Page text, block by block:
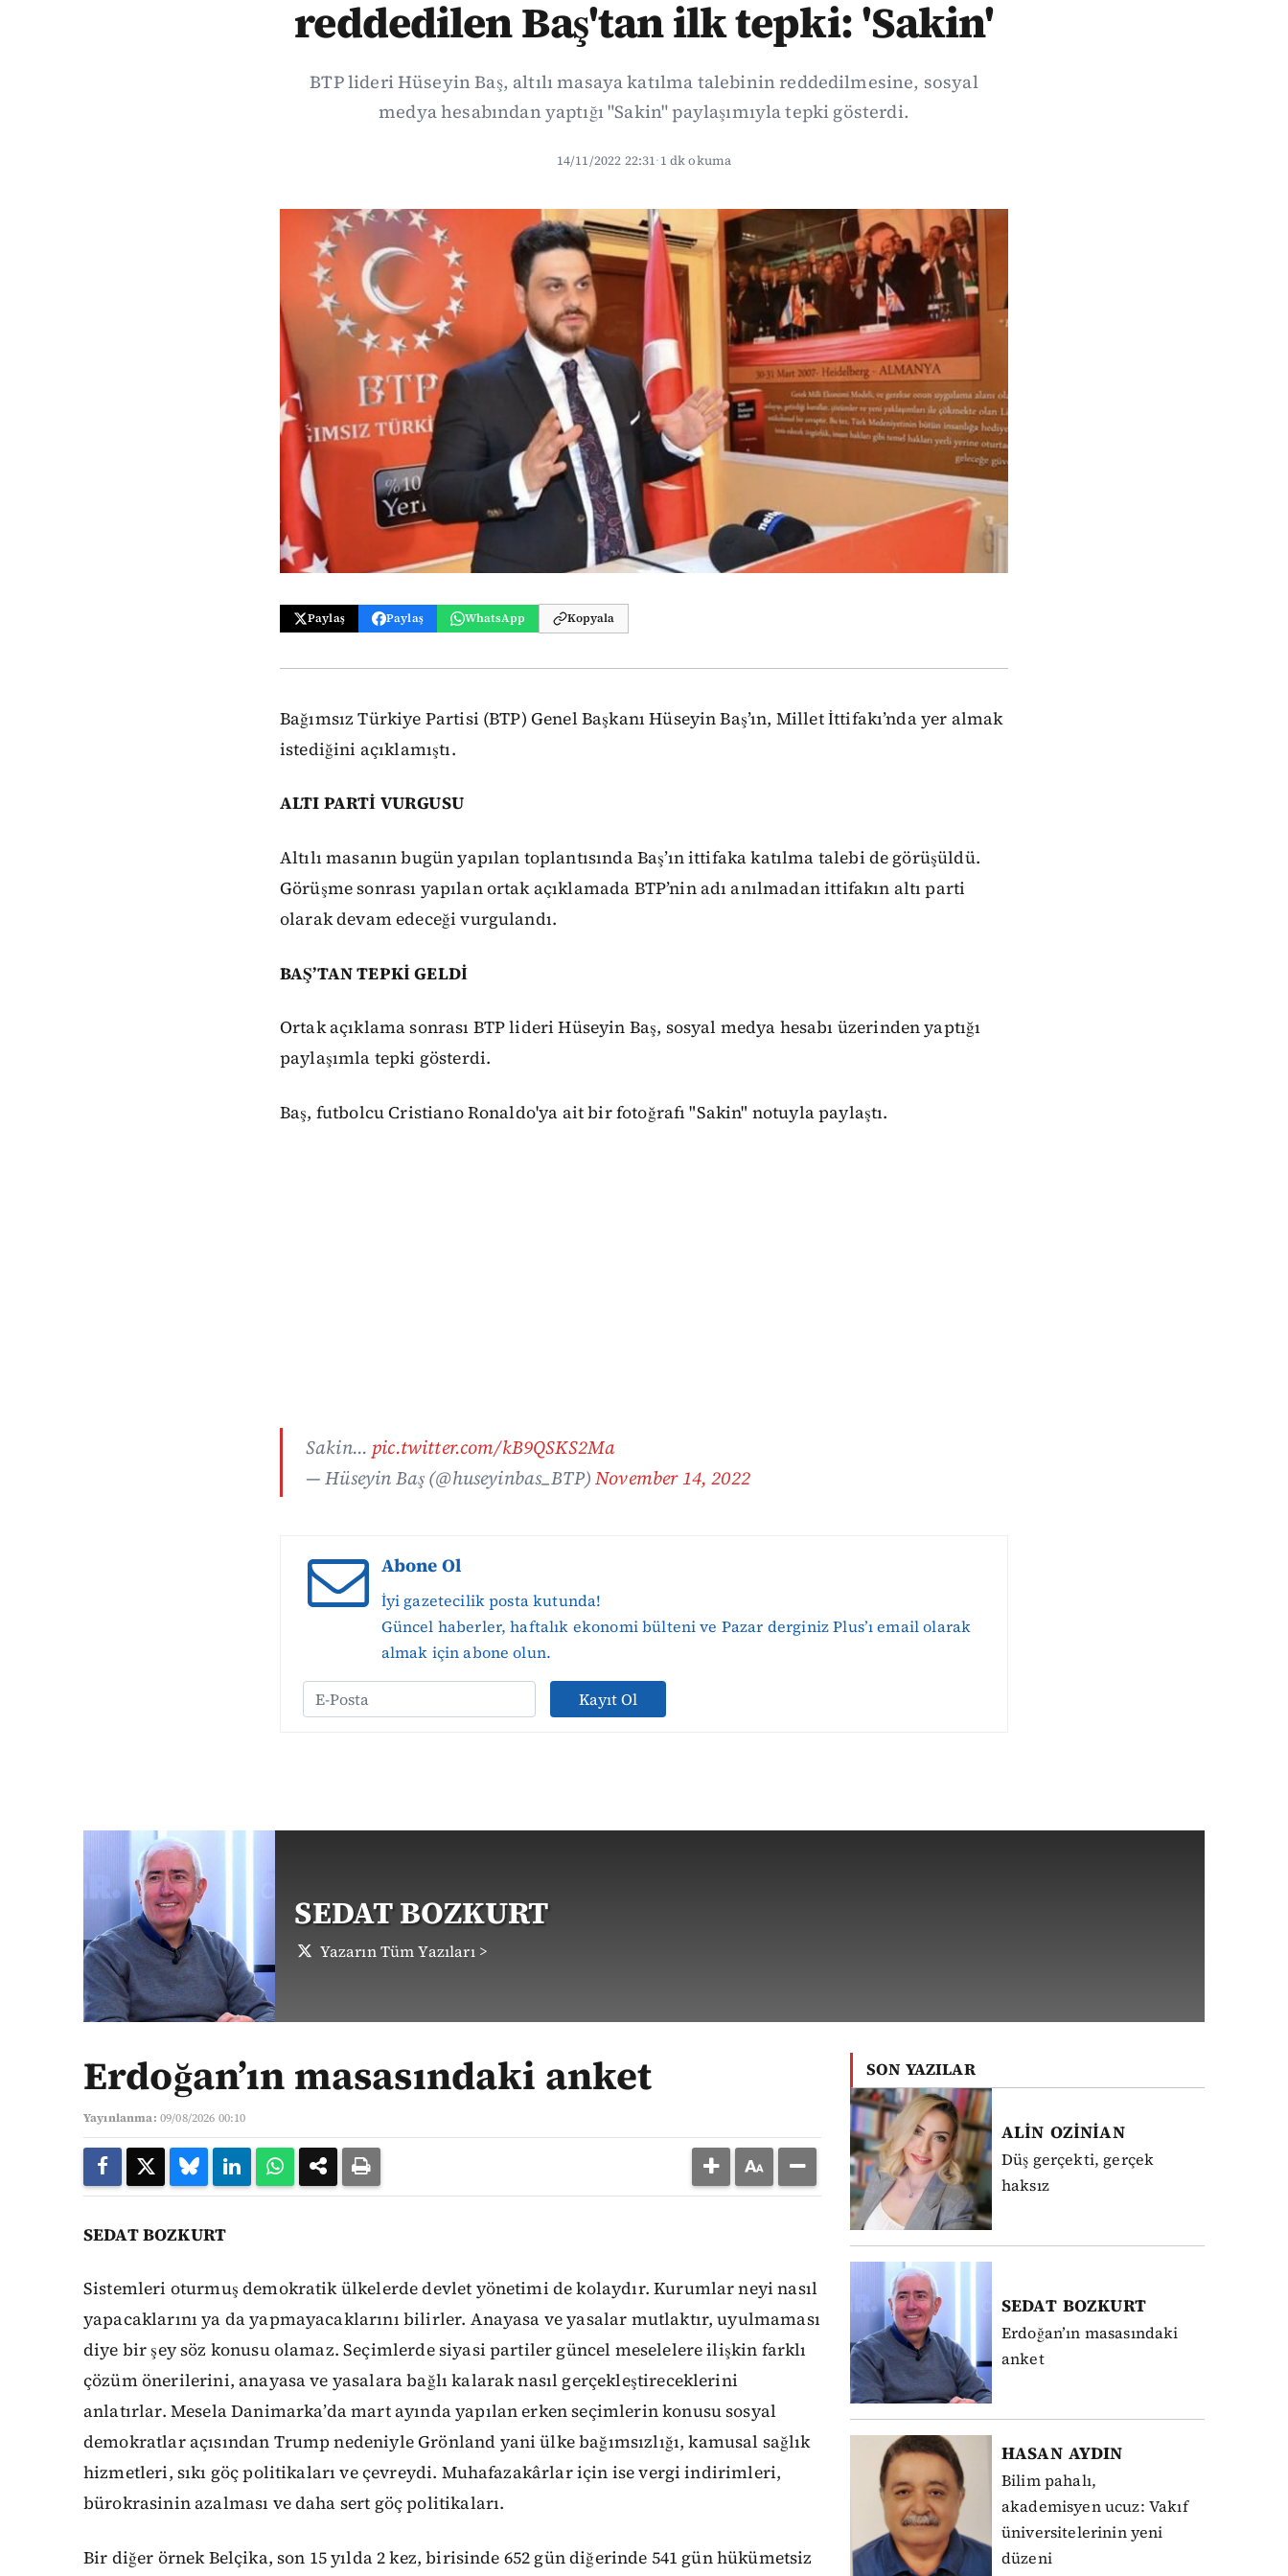
reddedilen Baş'tan ilk tepki: 'Sakin'
BTP lideri Hüseyin Baş, altılı masaya katılma talebinin reddedilmesine, sosyal
medya hesabından yaptığı "Sakin" paylaşımıyla tepki gösterdi.
14/11/2022 22:31·1 dk okuma
Paylaş Paylaş WhatsApp Kopyala
Bağımsız Türkiye Partisi (BTP) Genel Başkanı Hüseyin Baş’ın, Millet İttifakı’nda yer almak
istediğini açıklamıştı.
ALTI PARTİ VURGUSU
Altılı masanın bugün yapılan toplantısında Baş’ın ittifaka katılma talebi de görüşüldü.
Görüşme sonrası yapılan ortak açıklamada BTP’nin adı anılmadan ittifakın altı parti
olarak devam edeceği vurgulandı.
BAŞ’TAN TEPKİ GELDİ
Ortak açıklama sonrası BTP lideri Hüseyin Baş, sosyal medya hesabı üzerinden yaptığı
paylaşımla tepki gösterdi.
Baş, futbolcu Cristiano Ronaldo'ya ait bir fotoğrafı "Sakin" notuyla paylaştı.
Sakin… pic.twitter.com/kB9QSKS2Ma
— Hüseyin Baş (@huseyinbas_BTP)November 14, 2022
Abone Ol
İyi gazetecilik posta kutunda!
Güncel haberler, haftalık ekonomi bülteni ve Pazar derginiz Plus’ı email olarak
almak için abone olun.
Kayıt Ol
SEDAT BOZKURT
Yazarın Tüm Yazıları >
Erdoğan’ın masasındaki anket
Yayınlanma: 09/08/2026 00:10
SEDAT BOZKURT
Sistemleri oturmuş demokratik ülkelerde devlet yönetimi de kolaydır. Kurumlar neyi nasıl
yapacaklarını ya da yapmayacaklarını bilirler. Anayasa ve yasalar mutlaktır, uyulmaması
diye bir şey söz konusu olamaz. Seçimlerde siyasi partiler güncel meselelere ilişkin farklı
çözüm önerilerini, anayasa ve yasalara bağlı kalarak nasıl gerçekleştireceklerini
anlatırlar. Mesela Danimarka’da mart ayında yapılan erken seçimlerin konusu sosyal
demokratlar açısından Trump nedeniyle Grönland yani ülke bağımsızlığı, kamusal sağlık
hizmetleri, sıkı göç politikaları ve çevreydi. Muhafazakârlar için ise vergi indirimleri,
bürokrasinin azalması ve daha sert göç politikaları.
Bir diğer örnek Belçika, son 15 yılda 2 kez, birisinde 652 gün diğerinde 541 gün hükümetsiz
SON YAZILAR
ALİN OZİNİAN
Düş gerçekti, gerçek
haksız
SEDAT BOZKURT
Erdoğan’ın masasındaki
anket
HASAN AYDIN
Bilim pahalı,
akademisyen ucuz: Vakıf
üniversitelerinin yeni
düzeni